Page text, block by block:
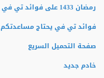
رمضان 1433 على فوائد تي في
فوائد تي في يحتاج مساعدتكم
صفحة التحميل السريع
خادم جديد